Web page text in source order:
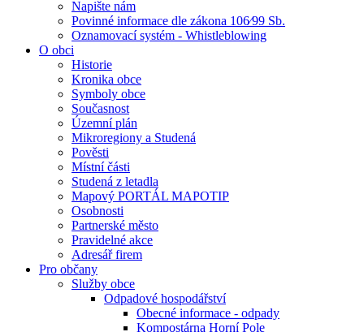
Napište nám
Povinné informace dle zákona 106⁄99 Sb.
Oznamovací systém - Whistleblowing
O obci
Historie
Kronika obce
Symboly obce
Současnost
Územní plán
Mikroregiony a Studená
Pověsti
Místní části
Studená z letadla
Mapový PORTÁL MAPOTIP
Osobnosti
Partnerské město
Pravidelné akce
Adresář firem
Pro občany
Služby obce
Odpadové hospodářství
Obecné informace - odpady
Kompostárna Horní Pole